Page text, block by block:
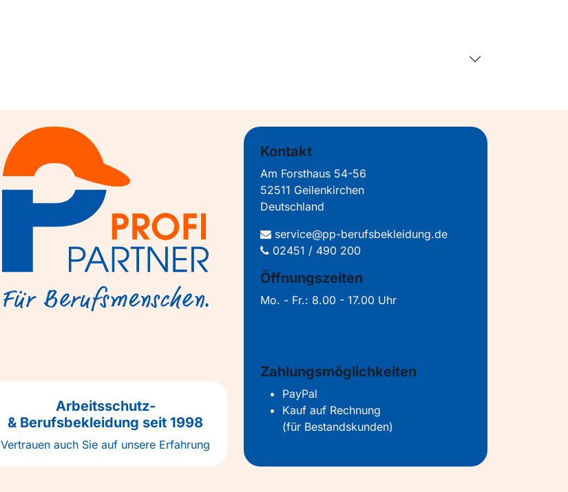
Kontakt
Am Forsthaus 54-56
52511 Geilenkirchen
Deutschland
service@pp-berufsbekleidung.de
02451 / 490 200
Öffnungszeiten
Mo. - Fr.: 8.00 - 17.00 Uhr
Zahlungsmöglichkeiten
PayPal
Kauf auf Rechnung
(für Bestandskunden)
Arbeitsschutz-
& Berufsbekleidung seit 1998
Vertrauen auch Sie auf unsere Erfahrung